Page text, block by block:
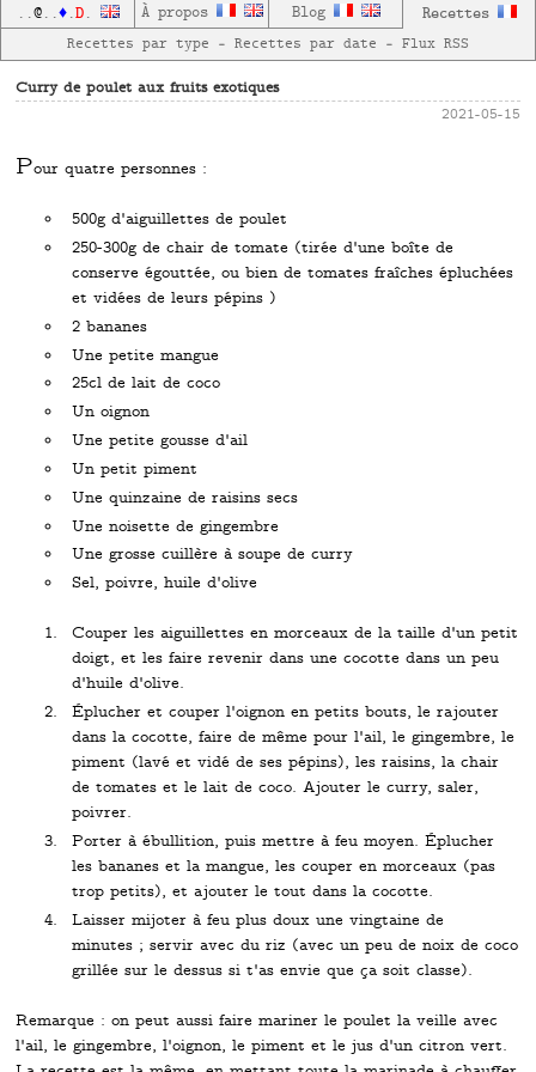
..@..♦.D. À propos Blog Recettes
Recettes par type — Recettes par date — Flux RSS
Curry de poulet aux fruits exotiques
2021-05-15
Pour quatre personnes :
500g d'aiguillettes de poulet
250-300g de chair de tomate (tirée d'une boîte de
conserve égouttée, ou bien de tomates fraîches épluchées
et vidées de leurs pépins )
2 bananes
Une petite mangue
25cl de lait de coco
Un oignon
Une petite gousse d'ail
Un petit piment
Une quinzaine de raisins secs
Une noisette de gingembre
Une grosse cuillère à soupe de curry
Sel, poivre, huile d'olive
Couper les aiguillettes en morceaux de la taille d'un petit
doigt, et les faire revenir dans une cocotte dans un peu
d'huile d'olive.
Éplucher et couper l'oignon en petits bouts, le rajouter
dans la cocotte, faire de même pour l'ail, le gingembre, le
piment (lavé et vidé de ses pépins), les raisins, la chair
de tomates et le lait de coco. Ajouter le curry, saler,
poivrer.
Porter à ébullition, puis mettre à feu moyen. Éplucher
les bananes et la mangue, les couper en morceaux (pas
trop petits), et ajouter le tout dans la cocotte.
Laisser mijoter à feu plus doux une vingtaine de
minutes ; servir avec du riz (avec un peu de noix de coco
grillée sur le dessus si t'as envie que ça soit classe).
Remarque : on peut aussi faire mariner le poulet la veille avec
l'ail, le gingembre, l'oignon, le piment et le jus d'un citron vert.